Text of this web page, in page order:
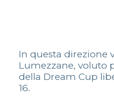
In questa direzione
Lumezzane, voluto
della Dream Cup
16.